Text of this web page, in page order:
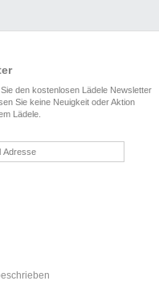
den kostenlosen Lädele Newsletter
Sie keine Neuigkeit oder Aktion
Lädele.